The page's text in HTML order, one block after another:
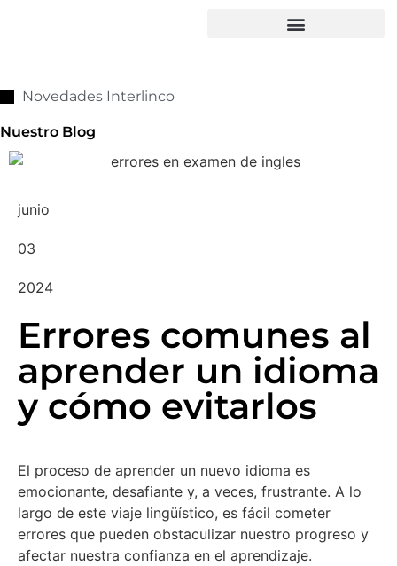
Novedades Interlinco
Nuestro Blog
junio
03
2024
Errores comunes al
aprender un idioma
y cómo evitarlos
El proceso de aprender un nuevo idioma es
emocionante, desafiante y, a veces, frustrante. A lo
largo de este viaje lingüístico, es fácil cometer
errores que pueden obstaculizar nuestro progreso y
afectar nuestra confianza en el aprendizaje.